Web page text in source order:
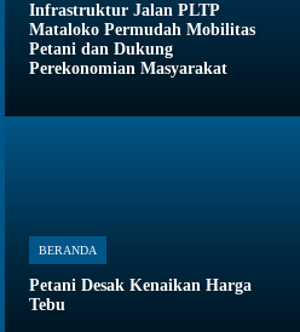
Infrastruktur Jalan PLTP
Mataloko Permudah Mobilitas
Petani dan Dukung
Perekonomian Masyarakat
BERANDA
Petani Desak Kenaikan Harga
Tebu